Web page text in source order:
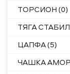
ТОРСИОН (0)
ТЯГА
ЦАПФА (5)
ЧАШКА